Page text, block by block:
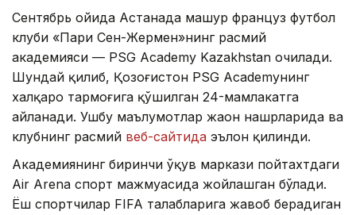
Сентябрь ойида Астанада машҳур француз футбол
клуби «Пари Сен-Жермен»нинг расмий
академияси — PSG Academy Kazakhstan очилади.
Шундай қилиб, Қозоғистон PSG Academyнинг
халқаро тармоғига қўшилган 24-мамлакатга
айланади. Ушбу маълумотлар жаҳон нашрларида ва
клубнинг расмий веб-сайтида эълон қилинди.
Академиянинг биринчи ўқув маркази пойтахтдаги
Air Arena спорт мажмуасида жойлашган бўлади.
Ёш спортчилар FIFA талабларига жавоб берадиган